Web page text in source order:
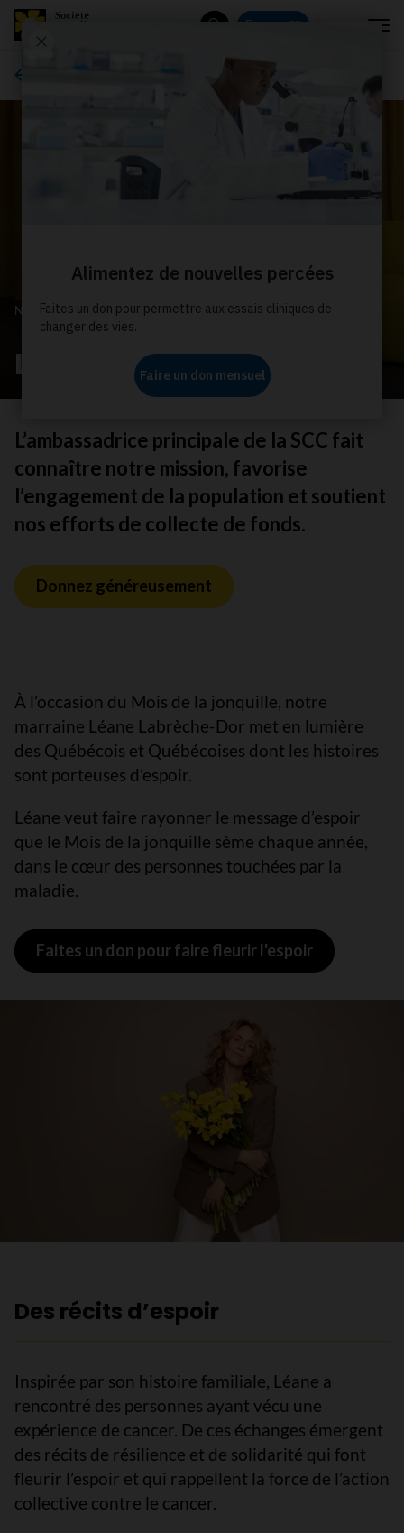
Donnez
NOTRE MARRAINE
Léane Labrèche-Dor
L’ambassadrice principale de la SCC fait
connaître notre mission, favorise
l’engagement de la population et soutient
nos efforts de collecte de fonds.
Donnez généreusement
À l’occasion du Mois de la jonquille, notre
marraine Léane Labrèche-Dor met en lumière
des Québécois et Québécoises dont les histoires
sont porteuses d’espoir.
Léane veut faire rayonner le message d’espoir
que le Mois de la jonquille sème chaque année,
dans le cœur des personnes touchées par la
maladie.
Faites un don pour faire fleurir l'espoir
Des récits d’espoir
Inspirée par son histoire familiale, Léane a
rencontré des personnes ayant vécu une
expérience de cancer. De ces échanges émergent
des récits de résilience et de solidarité qui font
fleurir l’espoir et qui rappellent la force de l’action
collective contre le cancer.